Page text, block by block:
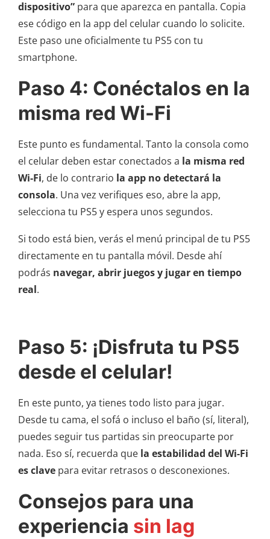
dispositivo” para que aparezca en pantalla. Copia
ese código en la app del celular cuando lo solicite.
Este paso une oficialmente tu PS5 con tu
smartphone.
Paso 4: Conéctalos en la
misma red Wi-Fi
Este punto es fundamental. Tanto la consola como
el celular deben estar conectados a la misma red
Wi-Fi, de lo contrario la app no detectará la
consola. Una vez verifiques eso, abre la app,
selecciona tu PS5 y espera unos segundos.
Si todo está bien, verás el menú principal de tu PS5
directamente en tu pantalla móvil. Desde ahí
podrás navegar, abrir juegos y jugar en tiempo
real.
Paso 5: ¡Disfruta tu PS5
desde el celular!
En este punto, ya tienes todo listo para jugar.
Desde tu cama, el sofá o incluso el baño (sí, literal),
puedes seguir tus partidas sin preocuparte por
nada. Eso sí, recuerda que la estabilidad del Wi-Fi
es clave para evitar retrasos o desconexiones.
Consejos para una
experiencia sin lag